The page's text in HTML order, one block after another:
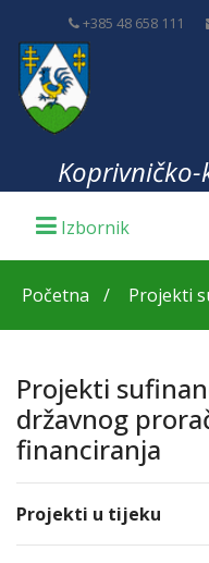
+385 48 658 111
Početna Projekti
Projekti
državnog
financiranja
Projekti u tijeku